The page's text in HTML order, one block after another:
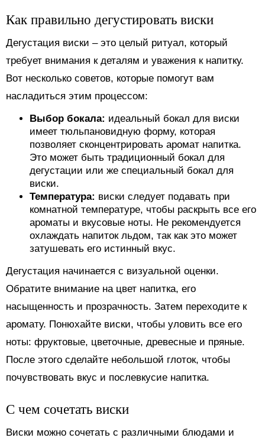
Как правильно дегустировать виски
Дегустация виски – это целый ритуал, который
требует внимания к деталям и уважения к напитку.
Вот несколько советов, которые помогут вам
насладиться этим процессом:
Выбор бокала: идеальный бокал для виски
имеет тюльпановидную форму, которая
позволяет сконцентрировать аромат напитка.
Это может быть традиционный бокал для
дегустации или же специальный бокал для
виски.
Температура: виски следует подавать при
комнатной температуре, чтобы раскрыть все его
ароматы и вкусовые ноты. Не рекомендуется
охлаждать напиток льдом, так как это может
затушевать его истинный вкус.
Дегустация начинается с визуальной оценки.
Обратите внимание на цвет напитка, его
насыщенность и прозрачность. Затем переходите к
аромату. Понюхайте виски, чтобы уловить все его
ноты: фруктовые, цветочные, древесные и пряные.
После этого сделайте небольшой глоток, чтобы
почувствовать вкус и послевкусие напитка.
С чем сочетать виски
Виски можно сочетать с различными блюдами и